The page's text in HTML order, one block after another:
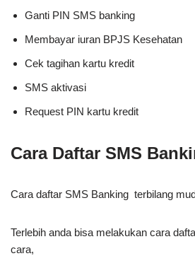
Ganti PIN SMS banking
Membayar iuran BPJS Kesehatan
Cek tagihan kartu kredit
SMS aktivasi
Request PIN kartu kredit
Cara Daftar SMS
Cara daftar SMS Banking terbilang
Terlebih anda bisa melakukan cara
cara,